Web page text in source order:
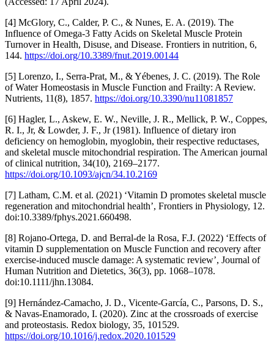
[4] McGlory, C., Calder, P. C., & Nunes, E. A. (2019). The
Influence of Omega-3 Fatty Acids on Skeletal Muscle Protein
Turnover in Health, Disuse, and Disease. Frontiers in nutrition, 6,
144. https://doi.org/10.3389/fnut.2019.00144
[5] Lorenzo, I., Serra-Prat, M., & Yébenes, J. C. (2019). The Role
of Water Homeostasis in Muscle Function and Frailty: A Review.
Nutrients, 11(8), 1857. https://doi.org/10.3390/nu11081857
[6] Hagler, L., Askew, E. W., Neville, J. R., Mellick, P. W., Coppes,
R. I., Jr, & Lowder, J. F., Jr (1981). Influence of dietary iron
deficiency on hemoglobin, myoglobin, their respective reductases,
and skeletal muscle mitochondrial respiration. The American journal
of clinical nutrition, 34(10), 2169–2177.
https://doi.org/10.1093/ajcn/34.10.2169
[7] Latham, C.M. et al. (2021) ‘Vitamin D promotes skeletal muscle
regeneration and mitochondrial health’, Frontiers in Physiology, 12.
doi:10.3389/fphys.2021.660498.
[8] Rojano‐Ortega, D. and Berral‐de la Rosa, F.J. (2022) ‘Effects of
vitamin D supplementation on Muscle Function and recovery after
exercise‐induced muscle damage: A systematic review’, Journal of
Human Nutrition and Dietetics, 36(3), pp. 1068–1078.
doi:10.1111/jhn.13084.
[9] Hernández-Camacho, J. D., Vicente-García, C., Parsons, D. S.,
& Navas-Enamorado, I. (2020). Zinc at the crossroads of exercise
and proteostasis. Redox biology, 35, 101529.
https://doi.org/10.1016/j.redox.2020.101529